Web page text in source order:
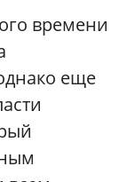
времени
еще